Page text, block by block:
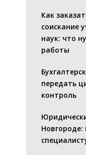
Как
соискание
наук: что
работы
передать
контроль
Новгороде: